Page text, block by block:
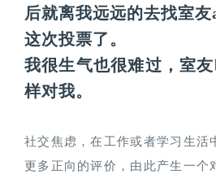
后就离我远远的去找室
这次投票了。
我很生气也很难过，室
样对我。
社交焦虑，在工作或者学习生活
更多正向的评价，由此产生一